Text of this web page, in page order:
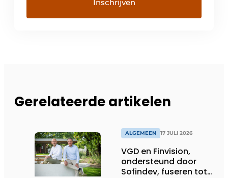
Gerelateerde artikelen
ALGEMEEN 17 JULI 2026
VGD en Finvision,
ondersteund door
Sofindev, fuseren tot